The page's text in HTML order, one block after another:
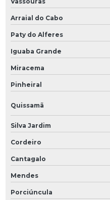
Arraial do Cabo
Paty do Alferes
Iguaba Grande
Miracema
Pinheiral
Quissamã
Silva Jardim
Cordeiro
Cantagalo
Mendes
Porciúncula